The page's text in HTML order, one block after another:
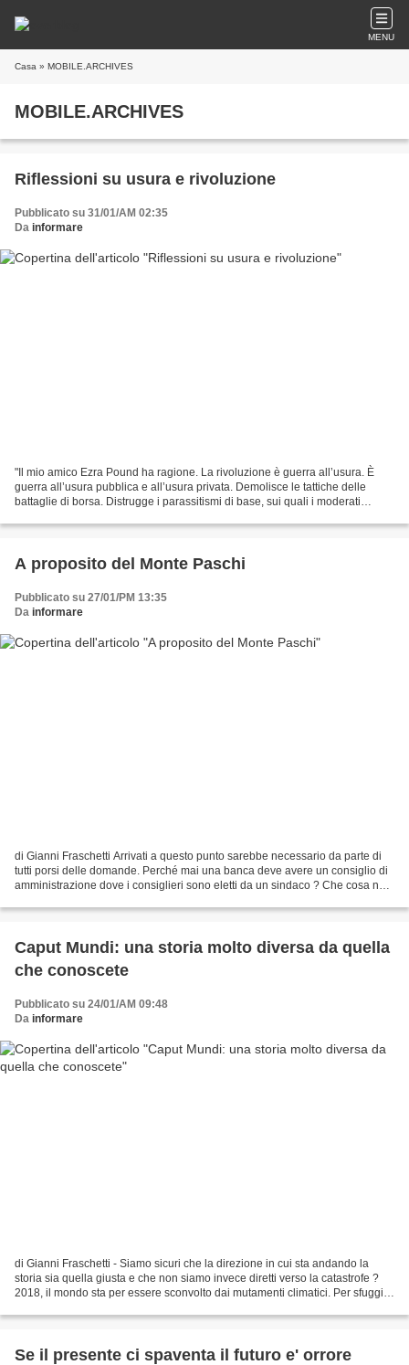
MENU
Casa » MOBILE.ARCHIVES
MOBILE.ARCHIVES
Riflessioni su usura e rivoluzione
Pubblicato su 31/01/AM 02:35
Da informare
"Il mio amico Ezra Pound ha ragione. La rivoluzione è guerra all’usura. È
guerra all’usura pubblica e all’usura privata. Demolisce le tattiche delle
battaglie di borsa. Distrugge i parassitismi di base, sui quali i moderati
A proposito del Monte Paschi
Pubblicato su 27/01/PM 13:35
Da informare
di Gianni Fraschetti Arrivati a questo punto sarebbe necessario da parte di
tutti porsi delle domande. Perché mai una banca deve avere un consiglio di
amministrazione dove i consiglieri sono eletti da un sindaco ? Che cosa ne
Caput Mundi: una storia molto diversa da quella
che conoscete
Pubblicato su 24/01/AM 09:48
Da informare
di Gianni Fraschetti - Siamo sicuri che la direzione in cui sta andando la
storia sia quella giusta e che non siamo invece diretti verso la catastrofe ?
2018, il mondo sta per essere sconvolto dai mutamenti climatici. Per sfuggire
Se il presente ci spaventa il futuro e' orrore